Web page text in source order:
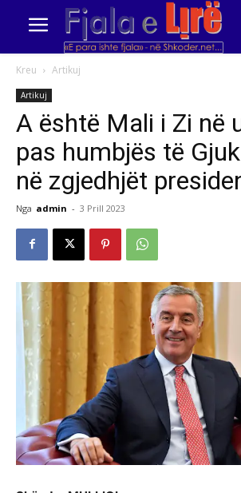
Kreu Artikuj
Artikuj
A është Mali i Zi në
pas humbjës të
në zgjedhjët
Nga admin - 3 Prill 2023